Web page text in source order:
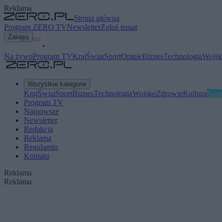
Reklama
Strona główna
Program ZERO TVNewsletterZgłoś temat
Zaloguj
Na żywoProgram TVKrajŚwiatSportOpinieBiznesTechnologia
Wszystkie kategorie
KrajŚwiatSportBiznesTechnologiaWojskoZdrowieKultura
Program TV
Najnowsze
Newsletter
Redakcja
Reklama
Regulamin
Kontakt
Reklama
Reklama